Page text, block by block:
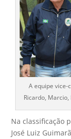
A equipe vice-
Ricardo,
Na classificação
José Luiz